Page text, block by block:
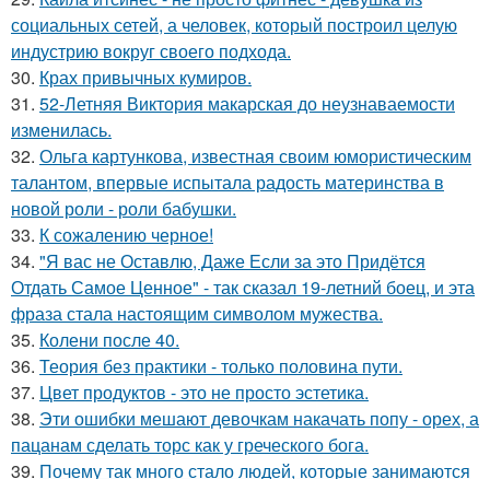
социальных сетей, а человек, который построил целую
индустрию вокруг своего подхода.
30. Крах привычных кумиров.
31. 52-Летняя Виктория макарская до неузнаваемости
изменилась.
32. Ольга картункова, известная своим юмористическим
талантом, впервые испытала радость материнства в
новой роли - роли бабушки.
33. К сожалению черное!
34. "Я вас не Оставлю, Даже Если за это Придётся
Отдать Самое Ценное" - так сказал 19-летний боец, и эта
фраза стала настоящим символом мужества.
35. Колени после 40.
36. Теория без практики - только половина пути.
37. Цвет продуктов - это не просто эстетика.
38. Эти ошибки мешают девочкам накачать попу - орех, а
пацанам сделать торс как у греческого бога.
39. Почему так много стало людей, которые занимаются